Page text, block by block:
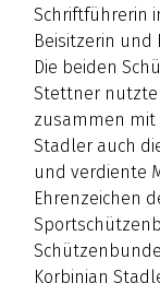
Schriftführerin
Beisitzerin und
Die beiden
Stettner
zusammen mit
Stadler auch
und verdiente
Ehrenzeichen
Korbinian